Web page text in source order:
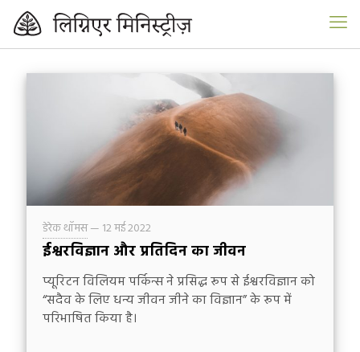
डेरेक थॉमस— 12 मई 2022
ईश्वरविज्ञान और प्रतिदिन का जीवन
प्यूरिटन विलियम पर्किन्स ने प्रसिद्ध रूप से ईश्वरविज्ञान को
“सदैव के लिए धन्य जीवन जीने का विज्ञान” के रूप में
परिभाषित किया है।